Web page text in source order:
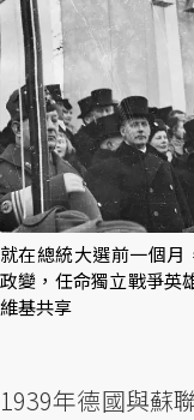
就在總統大選前一個
政變，任命獨立戰爭英
維基共享
1939年德國與蘇